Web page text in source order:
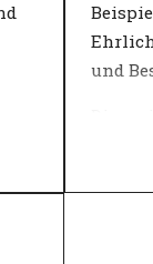
einen
die
und
Die